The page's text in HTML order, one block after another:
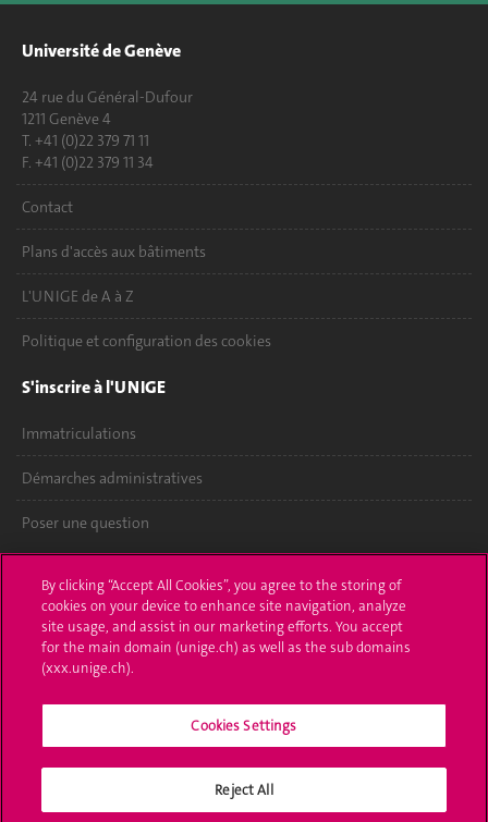
Université de Genève
24 rue du Général-Dufour
1211 Genève 4
T. +41 (0)22 379 71 11
F. +41 (0)22 379 11 34
Contact
Plans d'accès aux bâtiments
L'UNIGE de A à Z
Politique et configuration des cookies
S'inscrire à l'UNIGE
Immatriculations
Démarches administratives
Poser une question
UNIGE Mobile
Médias
Offres d'emploi
Bibliothèque
By clicking “Accept All Cookies”, you agree to the storing of
cookies on your device to enhance site navigation, analyze
site usage, and assist in our marketing efforts. You accept
for the main domain (unige.ch) as well as the sub domains
(xxx.unige.ch).
Cookies Settings
Reject All